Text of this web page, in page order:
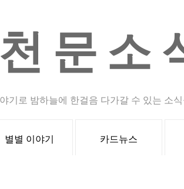
문소
기로 밤하늘에 한걸음 다가갈 수 있는 소
별별 이야기 카드뉴스